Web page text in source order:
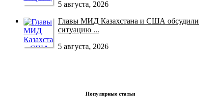
5 августа, 2026
Главы МИД Казахстана и США обсудили
ситуацию ...
5 августа, 2026
Популярные статьи